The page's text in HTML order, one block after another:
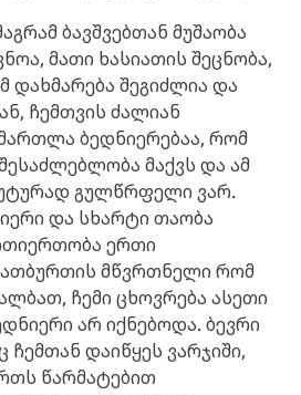
ბავშვებთან მუშაობა
მათი ხასიათის შეცნობა,
დახმარება შეგიძლია და
ჩემთვის ძალიან
ბედნიერებაა, რომ
მაქვს და ამ
გულწრფელი ვარ.
და სხარტი თაობა
ერთი
მწვრთნელი რომ
ჩემი ცხოვრება ასეთი
არ იქნებოდა. ბევრი
ჩემთან დაიწყეს ვარჯიში,
წარმატებით